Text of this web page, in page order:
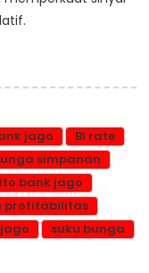
jago
BI rate
simpanan
bank jago
profitabilitas
suku bunga